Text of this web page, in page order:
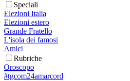
Speciali
Elezioni Italia
Elezioni estero
Grande Fratello
L'isola dei famosi
Amici
Rubriche
Oroscopo
#tgcom24amarcord